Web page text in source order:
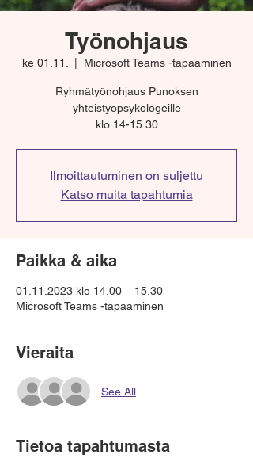
Työnohjaus
ke 01.11. Microsoft Teams -tapaaminen
Ryhmätyönohjaus Punoksen
yhteistyöpsykologeille
klo 14-15.30
Ilmoittautuminen on suljettu
Katso muita tapahtumia
Paikka & aika
01.11.2023 klo 14.00 – 15.30
Microsoft Teams -tapaaminen
Vieraita
See All
Tietoa tapahtumasta